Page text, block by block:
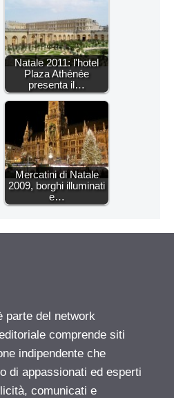
Natale 2011: l'hotel
Plaza Athénée
presenta il…
Mercatini di Natale
2009, borghi illuminati
e…
parte del network
comprende siti
indipendente che
di appassionati ed esperti
comunicati e